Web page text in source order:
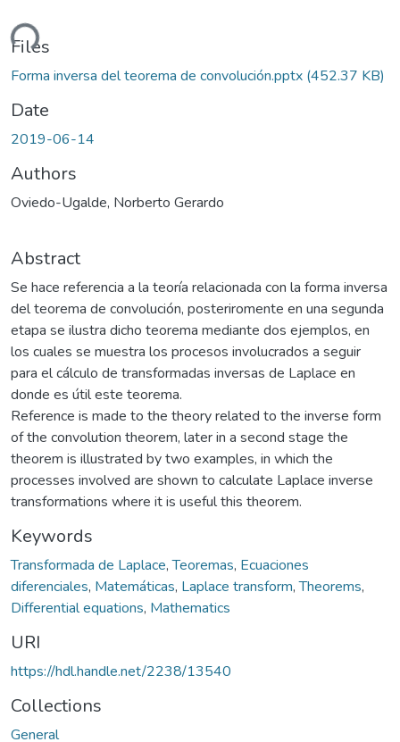
Files
Forma inversa del teorema de convolución.pptx (452.37 KB)
Date
2019-06-14
Authors
Oviedo-Ugalde, Norberto Gerardo
Abstract
Se hace referencia a la teoría relacionada con la forma inversa
del teorema de convolución, posteriromente en una segunda
etapa se ilustra dicho teorema mediante dos ejemplos, en
los cuales se muestra los procesos involucrados a seguir
para el cálculo de transformadas inversas de Laplace en
donde es útil este teorema.
Reference is made to the theory related to the inverse form
of the convolution theorem, later in a second stage the
theorem is illustrated by two examples, in which the
processes involved are shown to calculate Laplace inverse
transformations where it is useful this theorem.
Keywords
Transformada de Laplace,Teoremas, Ecuaciones
diferenciales, Matemáticas, Laplace transform,Theorems,
Differential equations, Mathematics
URI
https://hdl.handle.net/2238/13540
Collections
General